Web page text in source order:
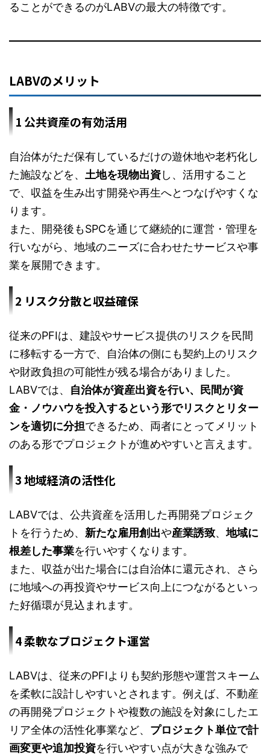
ることができるのがLABVの最大の特徴です。
LABVのメリット
1 公共資産の有効活用
自治体がただ保有しているだけの遊休地や老朽化し
た施設などを、 土地を現物出資し、活用すること
で、収益を生み出す開発や再生へとつなげやすくな
ります。
また、開発後もSPCを通じて継続的に運営・管理を
行いながら、地域のニーズに合わせたサービスや事
業を展開できます。
2 リスク分散と収益確保
従来のPFIは、建設やサービス提供のリスクを民間
に移転する一方で、自治体の側にも契約上のリスク
や財政負担の可能性が残る場合がありました。
LABVでは、 自治体が資産出資を行い、民間が資
金・ノウハウを投入するという形でリスクとリター
ンを適切に分担できるため、両者にとってメリット
のある形でプロジェクトが進めやすいと言えます。
3 地域経済の活性化
LABVでは、公共資産を活用した再開発プロジェク
トを行うため、 新たな雇用創出や産業誘致、地域に
根差した事業を行いやすくなります。
また、収益が出た場合には自治体に還元され、さら
に地域への再投資やサービス向上につながるといっ
た好循環が見込まれます。
4 柔軟なプロジェクト運営
LABVは、従来のPFIよりも契約形態や運営スキーム
を柔軟に設計しやすいとされます。例えば、不動産
の再開発プロジェクトや複数の施設を対象にしたエ
リア全体の活性化事業など、 プロジェクト単位で計
画変更や追加投資を行いやすい点が大きな強みで